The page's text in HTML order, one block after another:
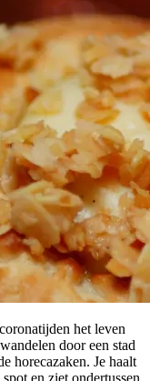
het leven
door een stad
horecazaken. Je haalt
en ziet ondertussen